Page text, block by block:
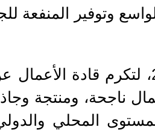
وتوفير المنفعة
أُطلقت هذه الجائزة عام 2023، لتكرم قادة
ناجحة، ومنتجة
المحلي